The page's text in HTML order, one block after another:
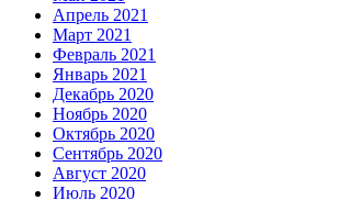
Апрель 2021
Март 2021
Февраль 2021
Январь 2021
Декабрь 2020
Ноябрь 2020
Октябрь 2020
Сентябрь 2020
Август 2020
Июль 2020